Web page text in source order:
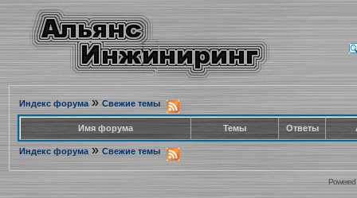
Индекс форума» Свежие темы
Имя форума Темы Ответы
Индекс форума » Свежие темы